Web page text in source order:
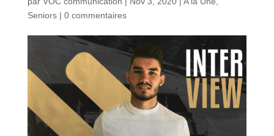
Seniors| 0 commentaires